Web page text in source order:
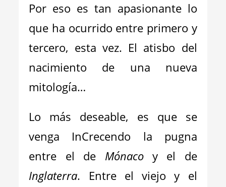
Por eso es tan apasionante lo
que ha ocurrido entre primero y
tercero, esta vez. El atisbo del
nacimiento de una nueva
mitología…
Lo más deseable, es que se
venga InCrecendo la pugna
entre el de Mónaco y el de
Inglaterra. Entre el viejo y el